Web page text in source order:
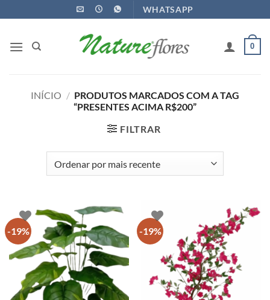
para
conteúdo
WHATSAPP
0
INÍCIO / PRODUTOS MARCADOS COM A TAG
“PRESENTES ACIMA R$200”
FILTRAR
-19% -19%